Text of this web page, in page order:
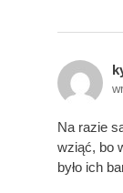
Na razie
wziąć, bo
było ich